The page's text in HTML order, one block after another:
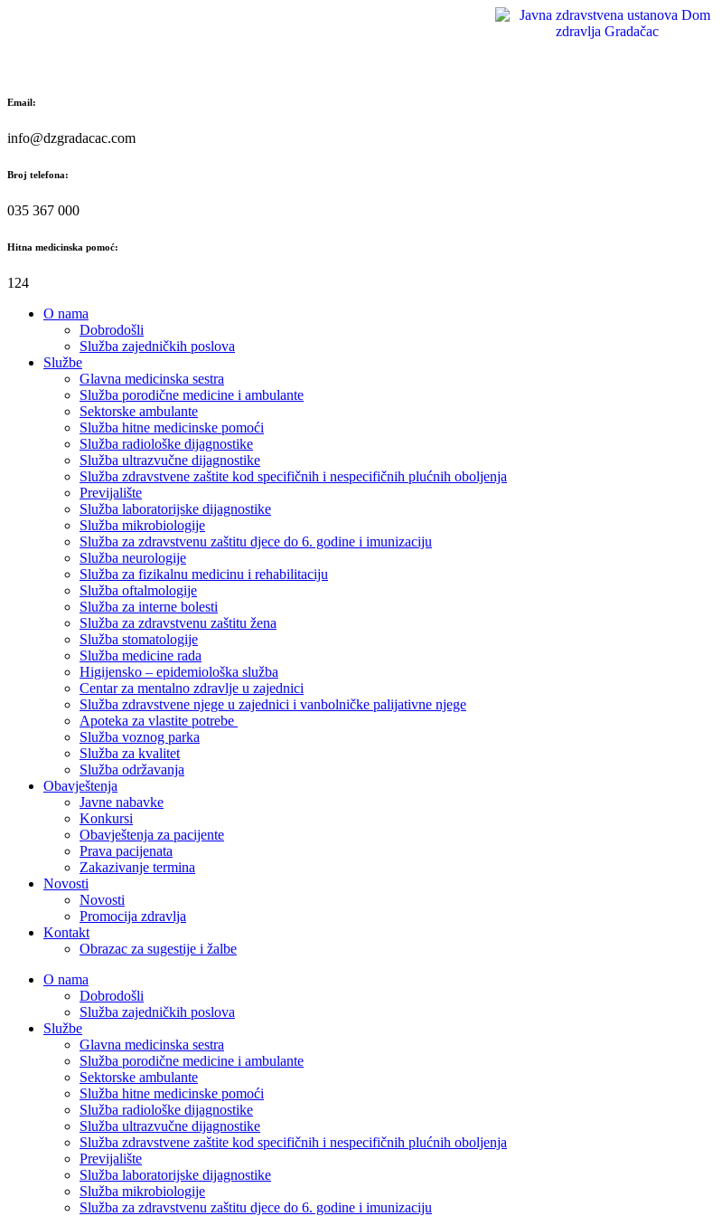
Email:
info@dzgradacac.com
Broj telefona:
035 367 000
Hitna medicinska pomoć:
124
O nama
Dobrodošli
Služba zajedničkih poslova
Službe
Glavna medicinska sestra
Služba porodične medicine i ambulante
Sektorske ambulante
Služba hitne medicinske pomoći
Služba radiološke dijagnostike
Služba ultrazvučne dijagnostike
Služba zdravstvene zaštite kod specifičnih i nespecifičnih plućnih oboljenja
Previjalište
Služba laboratorijske dijagnostike
Služba mikrobiologije
Služba za zdravstvenu zaštitu djece do 6. godine i imunizaciju
Služba neurologije
Služba za fizikalnu medicinu i rehabilitaciju
Služba oftalmologije
Služba za interne bolesti
Služba za zdravstvenu zaštitu žena
Služba stomatologije
Služba medicine rada
Higijensko – epidemiološka služba
Centar za mentalno zdravlje u zajednici
Služba zdravstvene njege u zajednici i vanbolničke palijativne njege
Apoteka za vlastite potrebe
Služba voznog parka
Služba za kvalitet
Služba održavanja
Obavještenja
Javne nabavke
Konkursi
Obavještenja za pacijente
Prava pacijenata
Zakazivanje termina
Novosti
Novosti
Promocija zdravlja
Kontakt
Obrazac za sugestije i žalbe
O nama
Dobrodošli
Služba zajedničkih poslova
Službe
Glavna medicinska sestra
Služba porodične medicine i ambulante
Sektorske ambulante
Služba hitne medicinske pomoći
Služba radiološke dijagnostike
Služba ultrazvučne dijagnostike
Služba zdravstvene zaštite kod specifičnih i nespecifičnih plućnih oboljenja
Previjalište
Služba laboratorijske dijagnostike
Služba mikrobiologije
Služba za zdravstvenu zaštitu djece do 6. godine i imunizaciju